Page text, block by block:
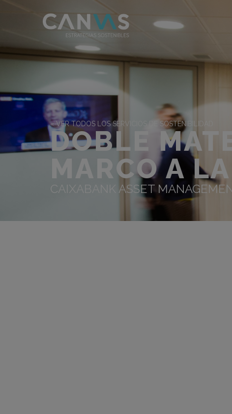
« VER TODOS LOS SERVICIOS DE SOSTENIBILIDAD
DOBLE
MARCO A
CAIXABANK ASSET